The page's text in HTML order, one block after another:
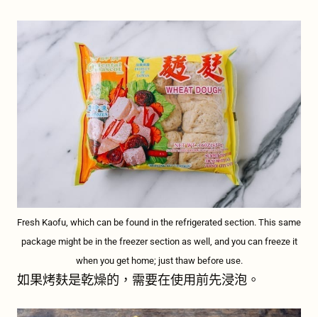
Fresh Kaofu, which can be found in the refrigerated section. This same
package might be in the freezer section as well, and you can freeze it
when you get home; just thaw before use.
如果烤麸是乾燥的，需要在使用前先浸泡。